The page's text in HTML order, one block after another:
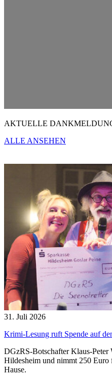
AKTUELLE
ALLE ANSEHEN
31. Juli 2026
Krimi-Lesung ruft Spende auf
DGzRS-Botschafter Klaus-
Hildesheim und nimmt 250 Euro
Hause.